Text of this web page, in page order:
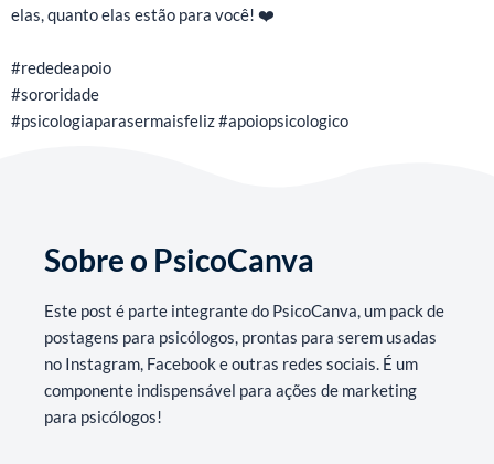
elas, quanto elas estão para você! ❤️
#rededeapoio
#sororidade
#psicologiaparasermaisfeliz #apoiopsicologico
Sobre o PsicoCanva
Este post é parte integrante do PsicoCanva, um pack de
postagens para psicólogos, prontas para serem usadas
no Instagram, Facebook e outras redes sociais. É um
componente indispensável para ações de marketing
para psicólogos!